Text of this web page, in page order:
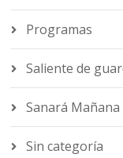
Programas
Saliente de
Sanará Mañana
Sin categoría